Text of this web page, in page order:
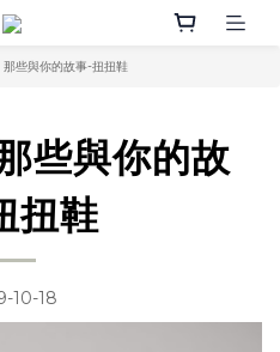
那些與你的故事-扭扭鞋
些與你的故
扭鞋
10-18